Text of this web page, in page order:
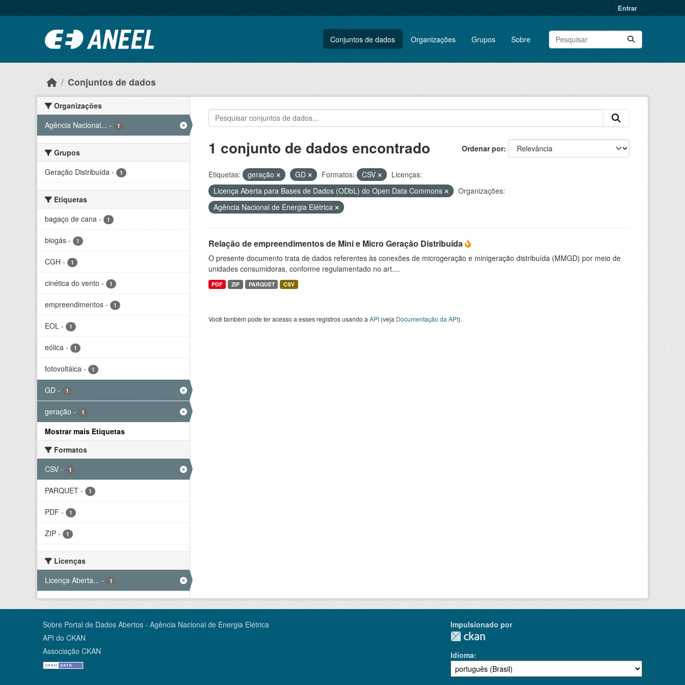
Entrar
Conjuntos de dados Organizações Grupos Sobre
Conjuntos de dados
Organizações
Agência Nacional... - 1
Grupos
Geração Distribuída - 1
Etiquetas
bagaço de cana - 1
biogás - 1
CGH - 1
cinética do vento - 1
empreendimentos - 1
EOL - 1
eólica - 1
fotovoltáica - 1
GD - 1
geração - 1
Mostrar mais Etiquetas
Formatos
CSV - 1
PARQUET - 1
PDF - 1
ZIP - 1
Licenças
Licença Aberta... - 1
Ordenar por
1 conjunto de dados encontrado
Etiquetas: geração GD Formatos: CSV
Licenças:
Licença Aberta para Bases de Dados (ODbL) do Open Data Commons
Organizações:
Agência Nacional de Energia Elétrica
Relação de empreendimentos de Mini e Micro Geração Distribuída
O presente documento trata de dados referentes às conexões de microgeração e minigeração distribuída (MMGD) por meio de
unidades consumidoras, conforme regulamentado no art....
PDF ZIP PARQUET CSV
Você também pode ter acesso a esses registros usando a API(veja Documentação da API).
Sobre Portal de Dados Abertos - Agência Nacional de Energia Elétrica
API do CKAN
Associação CKAN
Impulsionado por
Idioma